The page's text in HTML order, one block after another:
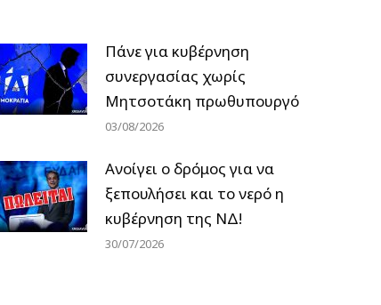
Πάνε για κυβέρνηση
συνεργασίας χωρίς
Μητσοτάκη πρωθυπουργό
03/08/2026
Ανοίγει ο δρόμος για να
ξεπουλήσει και το νερό η
κυβέρνηση της ΝΔ!
30/07/2026